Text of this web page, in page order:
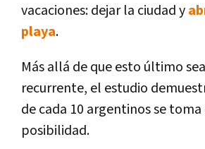
vacaciones: dejar la ciudad y
playa.
Más allá de que esto último
recurrente, el estudio
de cada 10 argentinos se toma
posibilidad.